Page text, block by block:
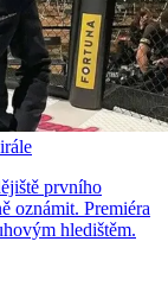
prvního
oznámit. Premiéra
hledištěm.